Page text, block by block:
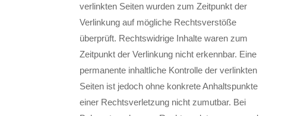
verlinkten Seiten wurden zum Zeitpunkt der
Verlinkung auf mögliche Rechtsverstöße
überprüft. Rechtswidrige Inhalte waren zum
Zeitpunkt der Verlinkung nicht erkennbar. Eine
permanente inhaltliche Kontrolle der verlinkten
Seiten ist jedoch ohne konkrete Anhaltspunkte
einer Rechtsverletzung nicht zumutbar. Bei